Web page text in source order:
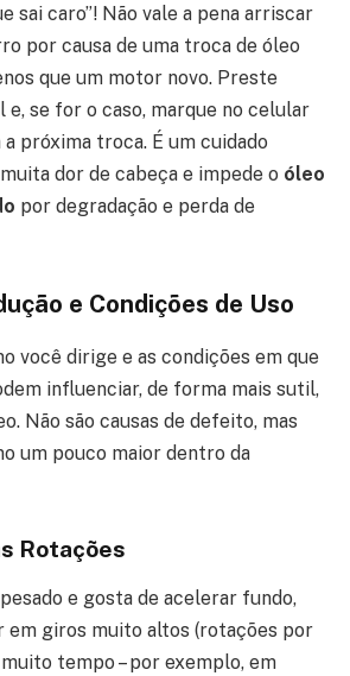
sai caro”! Não vale a pena arriscar
por causa de uma troca de óleo
que um motor novo. Preste
e, se for o caso, marque no celular
próxima troca. É um cuidado
dor de cabeça e impede o óleo
por degradação e perda de
e Condições de Uso
você dirige e as condições em que
influenciar, de forma mais sutil,
Não são causas de defeito, mas
um pouco maior dentro da
Rotações
e gosta de acelerar fundo,
em giros muito altos (rotações por
tempo – por exemplo, em